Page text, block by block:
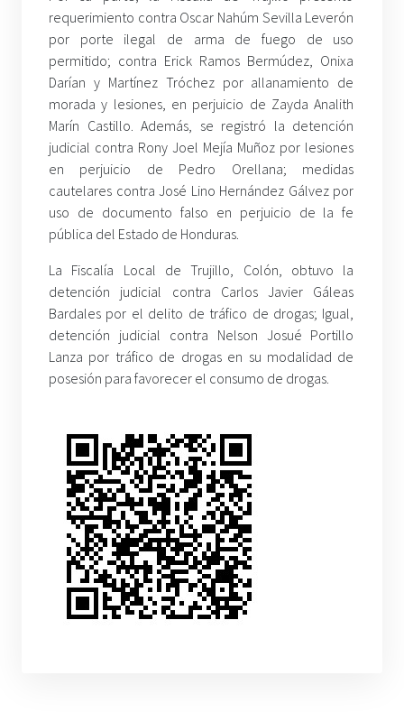
requerimiento contra Oscar Nahúm Sevilla Leverón
por porte ilegal de arma de fuego de uso
permitido; contra Erick Ramos Bermúdez, Onixa
Darían y Martínez Tróchez por allanamiento de
morada y lesiones, en perjuicio de Zayda Analith
Marín Castillo. Además, se registró la detención
judicial contra Rony Joel Mejía Muñoz por lesiones
en perjuicio de Pedro Orellana; medidas
cautelares contra José Lino Hernández Gálvez por
uso de documento falso en perjuicio de la fe
pública del Estado de Honduras.
La Fiscalía Local de Trujillo, Colón, obtuvo la
detención judicial contra Carlos Javier Gáleas
Bardales por el delito de tráfico de drogas; Igual,
detención judicial contra Nelson Josué Portillo
Lanza por tráfico de drogas en su modalidad de
posesión para favorecer el consumo de drogas.